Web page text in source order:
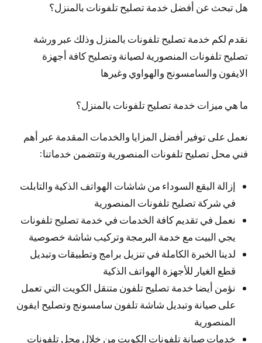
هل تبحث عن أفضل خدمة تصليح تلفونات بالمنزل؟
نقدم لكم خدمة تصليح تلفونات بالمنزل وذلك عبر ورشة
تصليح تلفونات المنصورية لصيانة وتصليح كافة أجهزة
الايفون والسامسونج والهواوي وغيرها
ما هي ميزات خدمة تصليح تلفونات بالمنزل؟
نعمل على توفير أفضل المزايا والخدمات المقدمة عبر أهم
فني محل تصليح تلفونات المنصورية وتتضمن خدماتنا:
إزالة البقع السوداء من شاشات الهواتف الذكية والتابلت
في شركة تصليح تلفونات المنصورية
نعمل في تقديم كافة الخدمات في خدمة تصليح تلفونات
يجي البيت مع خدمة البرمجة وتركيب شاشة خصوصية
لدينا الخبرة الكاملة في تنزيل برامج وتطبيقات وتبديل
قطع الغيار للأجهزة الهواتف الذكية
نؤمن أيضا خدمة تصليح تلفون متنقل الكويت التي تعمل
على صيانة وتبديل شاشة تلفون سامسونج وتصليح ايفون
المنصورية
خدمات صيانة تلفونات الكويت من خلال محل تلفونات